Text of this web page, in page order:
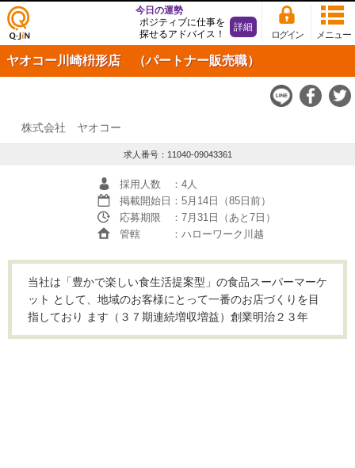
仕事
探し
の求
Q-JiN
メニュー
ログイン
今日の運勢
ポジティブに仕事を
探せるアドバイス！
詳細
ヤオコー川崎枡形店 （パートナー販売職）
株式会社 ヤオコー
求人番号：11040-09043361
採用人数
：4人
掲載開始日 ：5月14日（85日前）
応募期限
：7月31日（あと7日）
管轄
：ハローワーク川越
当社は「豊かで楽しい食生活提案型」の食品スーパーマーケ
ット として、地域のお客様にとって一番のお店づくりを目
指しており ます（３７期連続増収増益）創業明治２３年